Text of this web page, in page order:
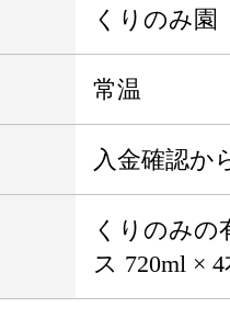
くりのみ園
常温
入金確認か
くりのみの
ス 720ml × 4